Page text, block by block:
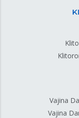
Vajina
Vajina